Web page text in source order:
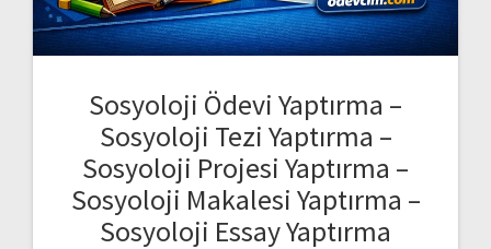
Sosyoloji Ödevi Yaptırma –
Sosyoloji Tezi Yaptırma –
Sosyoloji Projesi Yaptırma –
Sosyoloji Makalesi Yaptırma –
Sosyoloji Essay Yaptırma